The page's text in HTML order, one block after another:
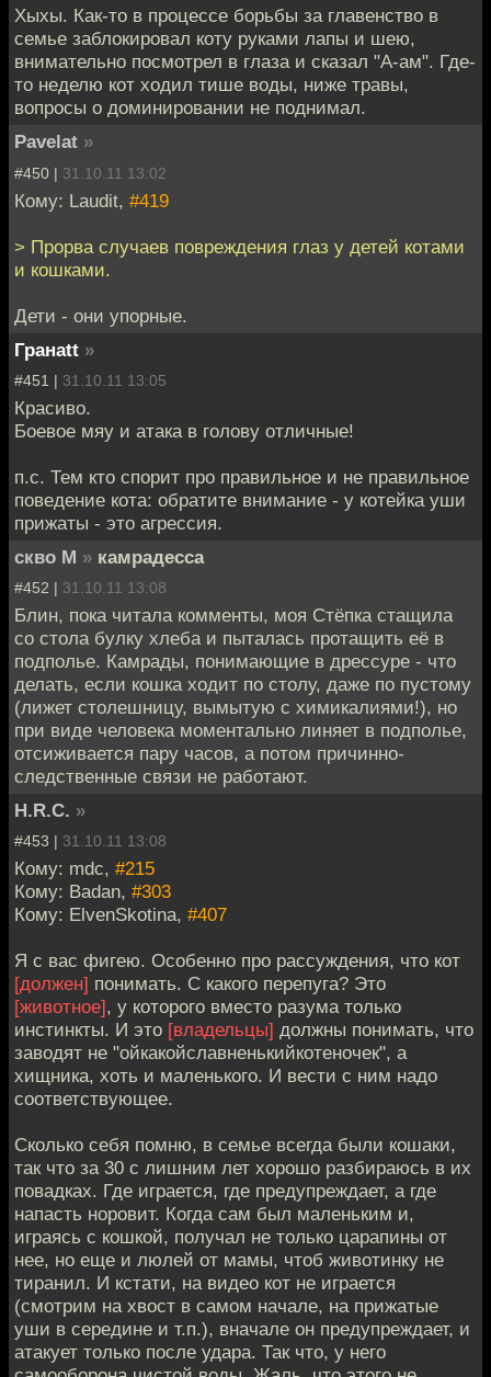
Хыхы. Как-то в процессе борьбы за главенство в
семье заблокировал коту руками лапы и шею,
внимательно посмотрел в глаза и сказал "А-ам". Где-
то неделю кот ходил тише воды, ниже травы,
вопросы о доминировании не поднимал.
Pavelat »
#450 | 31.10.11 13:02
Кому: Laudit, #419
> Прорва случаев повреждения глаз у детей котами
и кошками.
Дети - они упорные.
Гранаtt »
#451 | 31.10.11 13:05
Красиво.
Боевое мяу и атака в голову отличные!
п.с. Тем кто спорит про правильное и не правильное
поведение кота: обратите внимание - у котейка уши
прижаты - это агрессия.
скво М » камрадесса
#452 | 31.10.11 13:08
Блин, пока читала комменты, моя Стёпка стащила
со стола булку хлеба и пыталась протащить её в
подполье. Камрады, понимающие в дрессуре - что
делать, если кошка ходит по столу, даже по пустому
(лижет столешницу, вымытую с химикалиями!), но
при виде человека моментально линяет в подполье,
отсиживается пару часов, а потом причинно-
следственные связи не работают.
H.R.C. »
#453 | 31.10.11 13:08
Кому: mdc, #215
Кому: Badan, #303
Кому: ElvenSkotina, #407
Я с вас фигею. Особенно про рассуждения, что кот
[должен] понимать. С какого перепуга? Это
[животное], у которого вместо разума только
инстинкты. И это [владельцы] должны понимать, что
заводят не "ойкакойславненькийкотеночек", а
хищника, хоть и маленького. И вести с ним надо
соответствующее.
Сколько себя помню, в семье всегда были кошаки,
так что за 30 с лишним лет хорошо разбираюсь в их
повадках. Где играется, где предупреждает, а где
напасть норовит. Когда сам был маленьким и,
играясь с кошкой, получал не только царапины от
нее, но еще и люлей от мамы, чтоб животинку не
тиранил. И кстати, на видео кот не играется
(смотрим на хвост в самом начале, на прижатые
уши в середине и т.п.), вначале он предупреждает, и
атакует только после удара. Так что, у него